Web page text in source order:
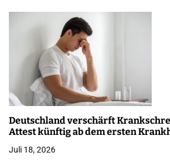
Deutschland verschärft
Attest künftig ab dem ersten
Juli 18, 2026